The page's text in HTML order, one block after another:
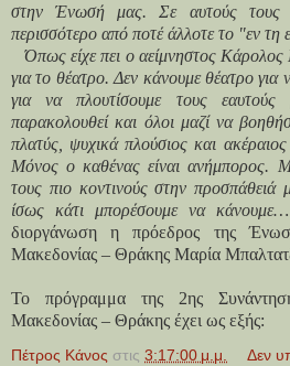
στην Ένωσή μας. Σε αυτούς τους
περισσότερο από ποτέ άλλοτε το "εν τη
Όπως είχε πει ο αείμνηστος
για το θέατρο. Δεν κάνουμε θέατρο
για να πλουτίσουμε τους
παρακολουθεί και όλοι μαζί να
πλατύς, ψυχικά πλούσιος και
Μόνος ο καθένας είναι ανήμπορος.
τους πιο κοντινούς στην προσπάθειά
ίσως κάτι μπορέσουμε να
διοργάνωση η πρόεδρος της
Μακεδονίας – Θράκης Μαρία
Το πρόγραμμα της 2ης
Μακεδονίας – Θράκης έχει ως εξής:
Πέτρος Κάνος στις 3:17:00 μ.μ. Δεν